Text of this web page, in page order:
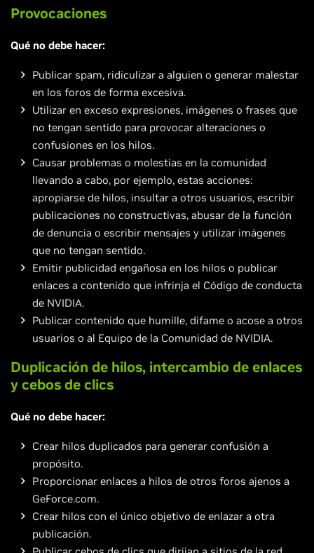
Provocaciones
Qué no debe hacer:
Publicar spam, ridiculizar a alguien o generar malestar
en los foros de forma excesiva.
Utilizar en exceso expresiones, imágenes o frases que
no tengan sentido para provocar alteraciones o
confusiones en los hilos.
Causar problemas o molestias en la comunidad
llevando a cabo, por ejemplo, estas acciones:
apropiarse de hilos, insultar a otros usuarios, escribir
publicaciones no constructivas, abusar de la función
de denuncia o escribir mensajes y utilizar imágenes
que no tengan sentido.
Emitir publicidad engañosa en los hilos o publicar
enlaces a contenido que infrinja el Código de conducta
de NVIDIA.
Publicar contenido que humille, difame o acose a otros
usuarios o al Equipo de la Comunidad de NVIDIA.
Duplicación de hilos, intercambio de enlaces
y cebos de clics
Qué no debe hacer:
Crear hilos duplicados para generar confusión a
propósito.
Proporcionar enlaces a hilos de otros foros ajenos a
GeForce.com.
Crear hilos con el único objetivo de enlazar a otra
publicación.